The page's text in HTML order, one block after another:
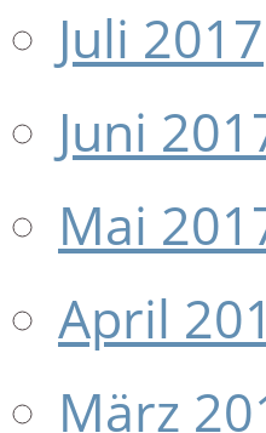
Juli 2017
Juni
Mai
April
März